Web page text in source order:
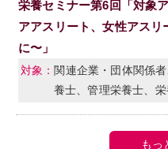
栄養セミナー第6回「対象
アアスリート、女性アス
に〜」
関連企業・団体関係
養士、管理栄養士、
もっ